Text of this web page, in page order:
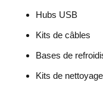
Hubs USB
Kits de câbles
Bases de
Kits de